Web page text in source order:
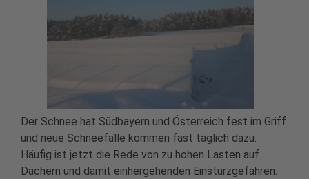
Der Schnee hat Südbayern und Österreich fest im Griff
und neue Schneefälle kommen fast täglich dazu.
Häufig ist jetzt die Rede von zu hohen Lasten auf
Dächern und damit einhergehenden Einsturzgefahren.